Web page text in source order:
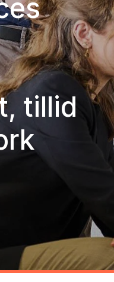
tillid